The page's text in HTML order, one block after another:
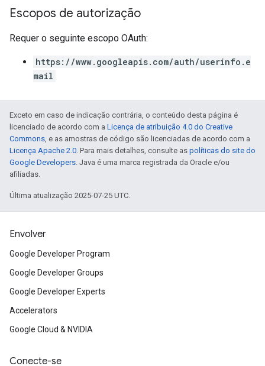
Escopos de autorização
Requer o seguinte escopo OAuth:
https://www.googleapis.com/auth/userinfo.e
mail
Exceto em caso de indicação contrária, o conteúdo desta página é
licenciado de acordo com a Licença de atribuição 4.0 do Creative
Commons, e as amostras de código são licenciadas de acordo com a
Licença Apache 2.0. Para mais detalhes, consulte as políticas do site do
Google Developers. Java é uma marca registrada da Oracle e/ou
afiliadas.
Última atualização 2025-07-25 UTC.
Envolver
Google Developer Program
Google Developer Groups
Google Developer Experts
Accelerators
Google Cloud & NVIDIA
Conecte-se